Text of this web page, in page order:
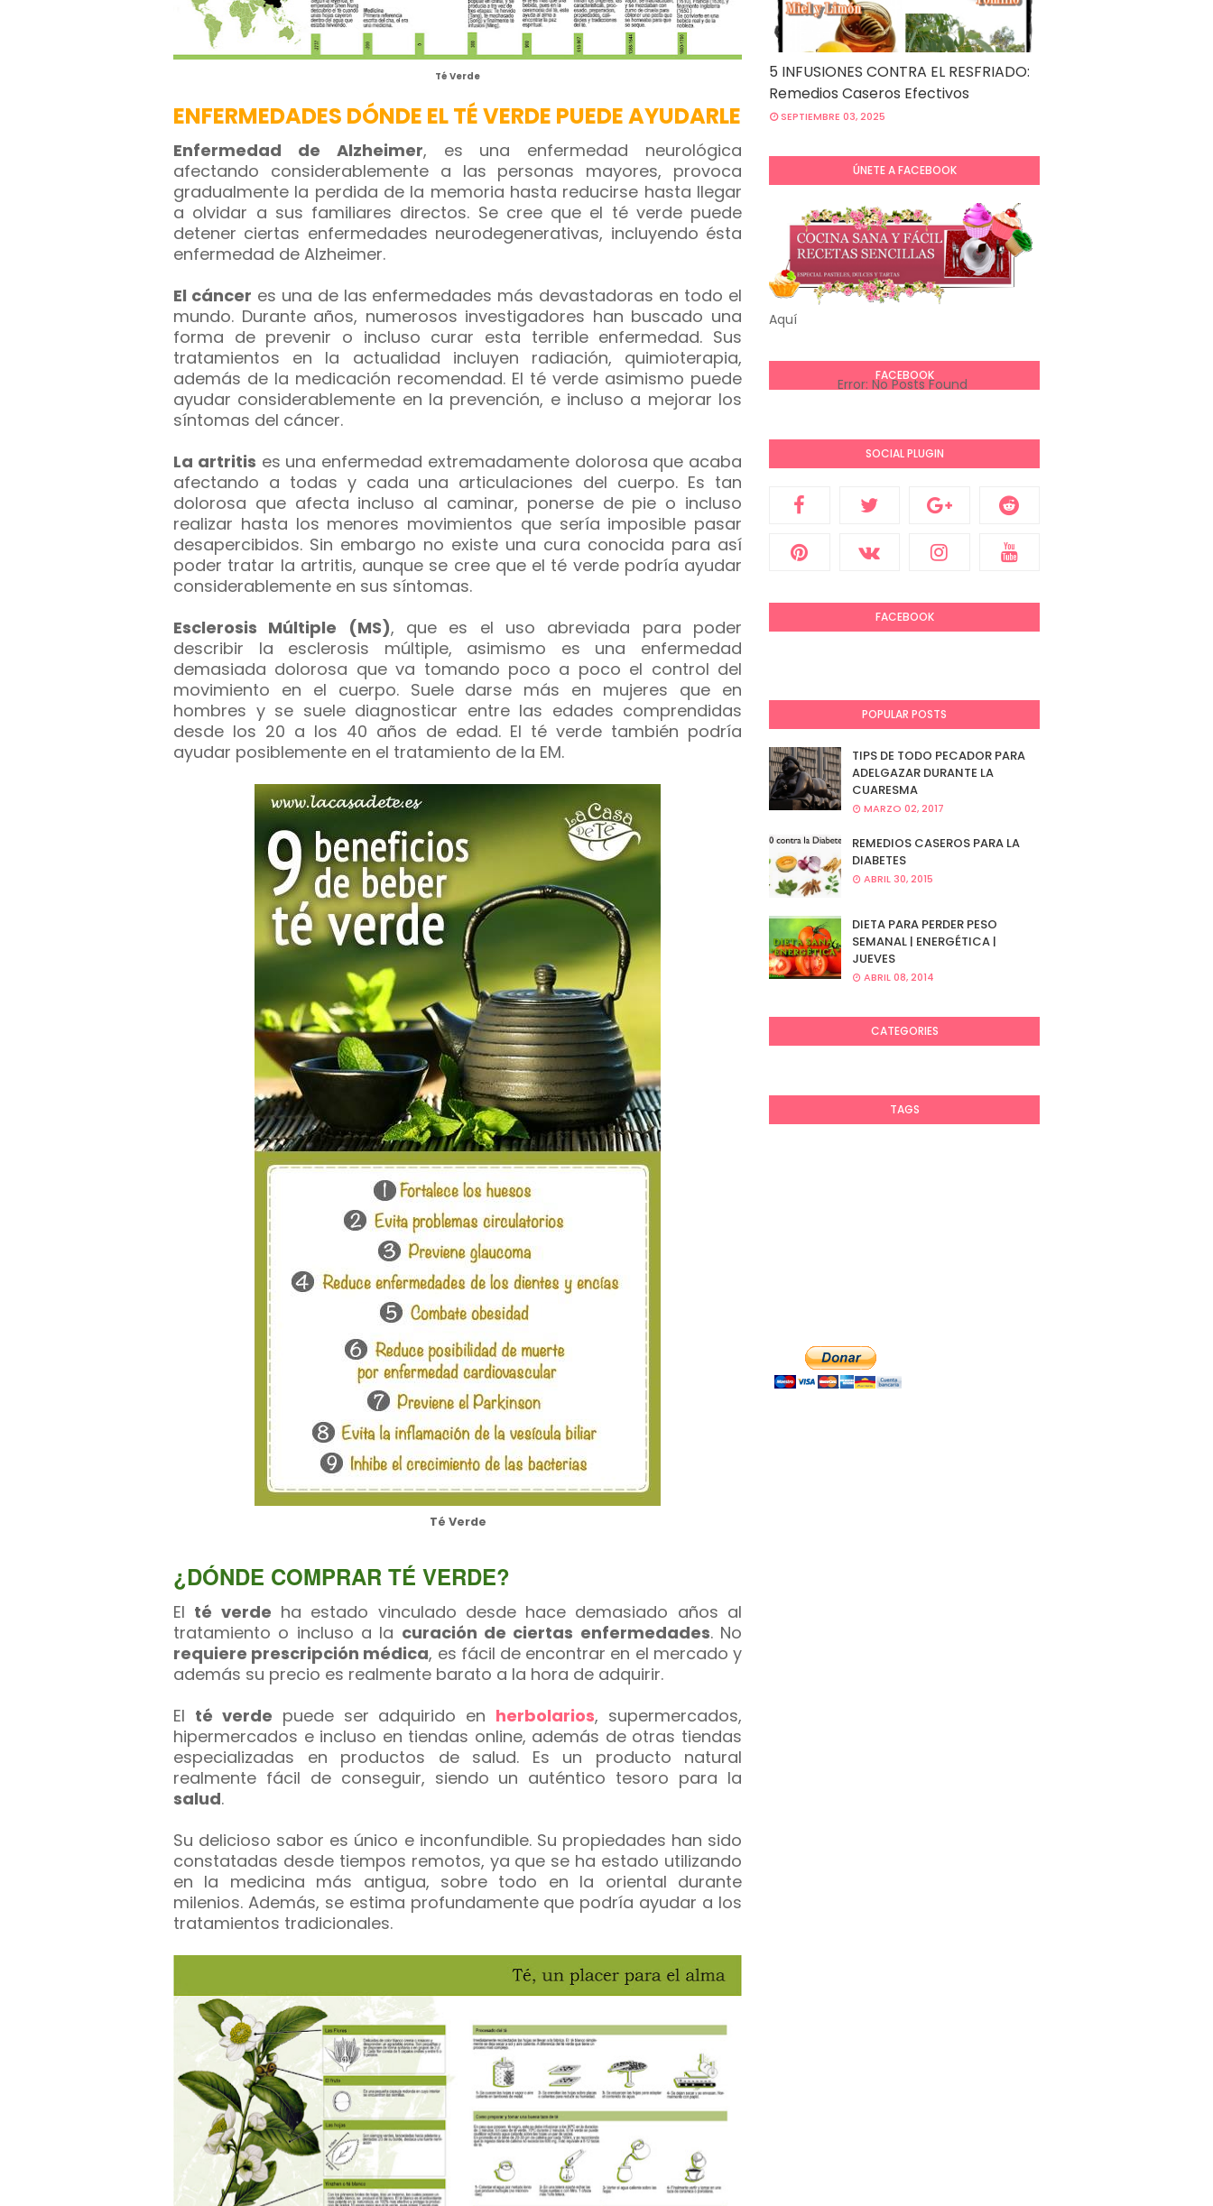
Té Verde
ENFERMEDADES DÓNDE EL TÉ VERDE PUEDE AYUDARLE
Enfermedad de Alzheimer, es una enfermedad neurológica
afectando considerablemente a las personas mayores, provoca
gradualmente la perdida de la memoria hasta reducirse hasta llegar
a olvidar a sus familiares directos. Se cree que el té verde puede
detener ciertas enfermedades neurodegenerativas, incluyendo ésta
enfermedad de Alzheimer.
El cáncer es una de las enfermedades más devastadoras en todo el
mundo. Durante años, numerosos investigadores han buscado una
forma de prevenir o incluso curar esta terrible enfermedad. Sus
tratamientos en la actualidad incluyen radiación, quimioterapia,
además de la medicación recomendad. El té verde asimismo puede
ayudar considerablemente en la prevención, e incluso a mejorar los
síntomas del cáncer.
La artritis es una enfermedad extremadamente dolorosa que acaba
afectando a todas y cada una articulaciones del cuerpo. Es tan
dolorosa que afecta incluso al caminar, ponerse de pie o incluso
realizar hasta los menores movimientos que sería imposible pasar
desapercibidos. Sin embargo no existe una cura conocida para así
poder tratar la artritis, aunque se cree que el té verde podría ayudar
considerablemente en sus síntomas.
Esclerosis Múltiple (MS), que es el uso abreviada para poder
describir la esclerosis múltiple, asimismo es una enfermedad
demasiada dolorosa que va tomando poco a poco el control del
movimiento en el cuerpo. Suele darse más en mujeres que en
hombres y se suele diagnosticar entre las edades comprendidas
desde los 20 a los 40 años de edad. El té verde también podría
ayudar posiblemente en el tratamiento de la EM.
Té Verde
¿DÓNDE COMPRAR TÉ VERDE?
El té verde ha estado vinculado desde hace demasiado años al
tratamiento o incluso a la curación de ciertas enfermedades. No
requiere prescripción médica, es fácil de encontrar en el mercado y
además su precio es realmente barato a la hora de adquirir.
El té verde puede ser adquirido en herbolarios, supermercados,
hipermercados e incluso en tiendas online, además de otras tiendas
especializadas en productos de salud. Es un producto natural
realmente fácil de conseguir, siendo un auténtico tesoro para la
salud.
Su delicioso sabor es único e inconfundible. Su propiedades han sido
constatadas desde tiempos remotos, ya que se ha estado utilizando
en la medicina más antigua, sobre todo en la oriental durante
milenios. Además, se estima profundamente que podría ayudar a los
tratamientos tradicionales.
5 INFUSIONES CONTRA EL RESFRIADO:
Remedios Caseros Efectivos
SEPTIEMBRE 03, 2025
ÚNETE A FACEBOOK
Aquí
FACEBOOK
Error: No Posts Found
SOCIAL PLUGIN
FACEBOOK
POPULAR POSTS
TIPS DE TODO PECADOR PARA
ADELGAZAR DURANTE LA
CUARESMA
MARZO 02, 2017
REMEDIOS CASEROS PARA LA
DIABETES
ABRIL 30, 2015
DIETA PARA PERDER PESO
SEMANAL | ENERGÉTICA |
JUEVES
ABRIL 08, 2014
CATEGORIES
TAGS